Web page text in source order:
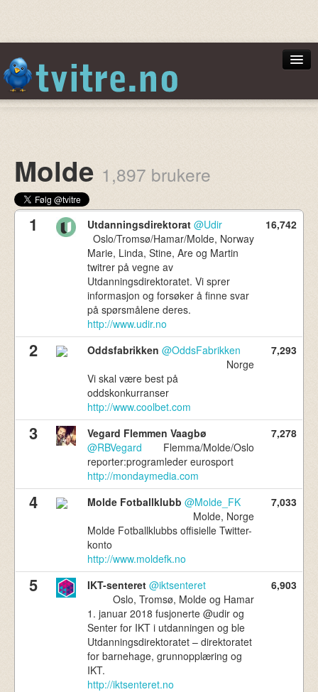
Norske Tvitrere
Molde 1,897 brukere
1 Utdanningsdirektorat @Udir
Oslo/Tromsø/Hamar/Molde, Norway
Marie, Linda, Stine, Are og Martin
twitrer på vegne av
Utdanningsdirektoratet. Vi sprer
informasjon og forsøker å finne svar
på spørsmålene deres.
http://www.udir.no
16,742
2 Oddsfabrikken @OddsFabrikken
Norge
Vi skal være best på
oddskonkurranser
http://www.coolbet.com
7,293
3
Vegard Flemmen Vaagbø
@RBVegard
Flemma/Molde/Oslo
reporter:programleder eurosport
http://mondaymedia.com
7,278
4 Molde Fotballklubb @Molde_FK
Molde, Norge
Molde Fotballklubbs offisielle Twitter-
konto
http://www.moldefk.no
7,033
5 IKT-senteret @iktsenteret
Oslo, Tromsø, Molde og Hamar
1. januar 2018 fusjonerte @udir og
Senter for IKT i utdanningen og ble
Utdanningsdirektoratet – direktoratet
for barnehage, grunnopplæring og
IKT.
http://iktsenteret.no
6,903